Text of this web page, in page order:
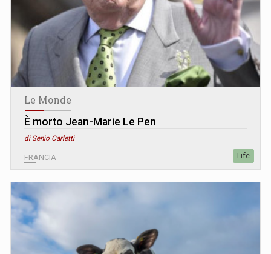
Le Monde
È morto Jean-Marie Le Pen
di Senio Carletti
FRANCIA Life